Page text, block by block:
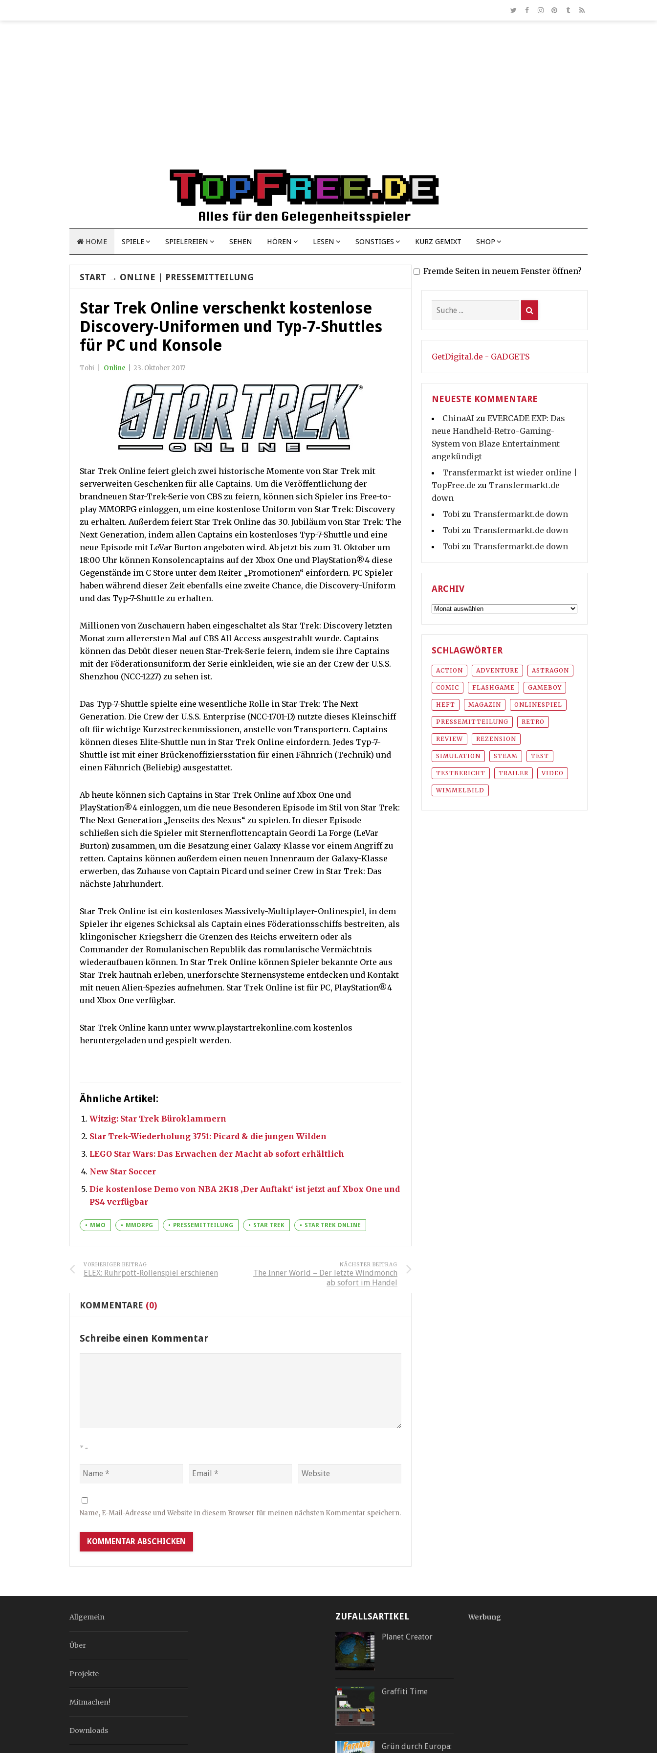
HOME SPIELE SPIELEREIEN SEHEN HÖREN LESEN SONSTIGES KURZ GEMIXT SHOP
START → ONLINE | PRESSEMITTEILUNG
Star Trek Online verschenkt kostenlose
Discovery-Uniformen und Typ-7-Shuttles
für PC und Konsole
Tobi Online 23. Oktober 2017
Star Trek Online feiert gleich zwei historische Momente von Star Trek mit
serverweiten Geschenken für alle Captains. Um die Veröffentlichung der
brandneuen Star-Trek-Serie von CBS zu feiern, können sich Spieler ins Free-to-
play MMORPG einloggen, um eine kostenlose Uniform von Star Trek: Discovery
zu erhalten. Außerdem feiert Star Trek Online das 30. Jubiläum von Star Trek: The
Next Generation, indem allen Captains ein kostenloses Typ-7-Shuttle und eine
neue Episode mit LeVar Burton angeboten wird. Ab jetzt bis zum 31. Oktober um
18:00 Uhr können Konsolencaptains auf der Xbox One und PlayStation®4 diese
Gegenstände im C-Store unter dem Reiter „Promotionen“ einfordern. PC-Spieler
haben während dieser Zeit ebenfalls eine zweite Chance, die Discovery-Uniform
und das Typ-7-Shuttle zu erhalten.
Millionen von Zuschauern haben eingeschaltet als Star Trek: Discovery letzten
Monat zum allerersten Mal auf CBS All Access ausgestrahlt wurde. Captains
können das Debüt dieser neuen Star-Trek-Serie feiern, indem sie ihre Captains
mit der Föderationsuniform der Serie einkleiden, wie sie an der Crew der U.S.S.
Shenzhou (NCC-1227) zu sehen ist.
Das Typ-7-Shuttle spielte eine wesentliche Rolle in Star Trek: The Next
Generation. Die Crew der U.S.S. Enterprise (NCC-1701-D) nutzte dieses Kleinschiff
oft für wichtige Kurzstreckenmissionen, anstelle von Transportern. Captains
können dieses Elite-Shuttle nun in Star Trek Online einfordern. Jedes Typ-7-
Shuttle ist mit einer Brückenoffiziersstation für einen Fähnrich (Technik) und
einen Fähnrich (Beliebig) ausgestattet.
Ab heute können sich Captains in Star Trek Online auf Xbox One und
PlayStation®4 einloggen, um die neue Besonderen Episode im Stil von Star Trek:
The Next Generation „Jenseits des Nexus“ zu spielen. In dieser Episode
schließen sich die Spieler mit Sternenflottencaptain Geordi La Forge (LeVar
Burton) zusammen, um die Besatzung einer Galaxy-Klasse vor einem Angriff zu
retten. Captains können außerdem einen neuen Innenraum der Galaxy-Klasse
erwerben, das Zuhause von Captain Picard und seiner Crew in Star Trek: Das
nächste Jahrhundert.
Star Trek Online ist ein kostenloses Massively-Multiplayer-Onlinespiel, in dem
Spieler ihr eigenes Schicksal als Captain eines Föderationsschiffs bestreiten, als
klingonischer Kriegsherr die Grenzen des Reichs erweitern oder als
Commander der Romulanischen Republik das romulanische Vermächtnis
wiederaufbauen können. In Star Trek Online können Spieler bekannte Orte aus
Star Trek hautnah erleben, unerforschte Sternensysteme entdecken und Kontakt
mit neuen Alien-Spezies aufnehmen. Star Trek Online ist für PC, PlayStation®4
und Xbox One verfügbar.
Star Trek Online kann unter www.playstartrekonline.com kostenlos
heruntergeladen und gespielt werden.
Ähnliche Artikel:
Witzig: Star Trek Büroklammern
Star Trek-Wiederholung 3751: Picard & die jungen Wilden
LEGO Star Wars: Das Erwachen der Macht ab sofort erhältlich
New Star Soccer
Die kostenlose Demo von NBA 2K18 ‚Der Auftakt‘ ist jetzt auf Xbox One und
PS4 verfügbar
MMO MMORPG PRESSEMITTEILUNG STAR TREK STAR TREK ONLINE
VORHERIGER BEITRAG
ELEX: Ruhrpott-Rollenspiel erschienen
NÄCHSTER BEITRAG
The Inner World – Der letzte Windmönch
ab sofort im Handel
KOMMENTARE (0)
Schreibe einen Kommentar
* =
Name, E-Mail-Adresse und Website in diesem Browser für meinen nächsten Kommentar speichern.
Fremde Seiten in neuem Fenster öffnen?
GetDigital.de - GADGETS
NEUESTE KOMMENTARE
ChinaAI zu EVERCADE EXP: Das
neue Handheld-Retro-Gaming-
System von Blaze Entertainment
angekündigt
Transfermarkt ist wieder online |
TopFree.de zu Transfermarkt.de
down
Tobi zu Transfermarkt.de down
Tobi zu Transfermarkt.de down
Tobi zu Transfermarkt.de down
ARCHIV
Archiv
SCHLAGWÖRTER
ACTION ADVENTURE ASTRAGON
COMIC FLASHGAME GAMEBOY
HEFT MAGAZIN ONLINESPIEL
PRESSEMITTEILUNG RETRO
REVIEW REZENSION
SIMULATION STEAM TEST
TESTBERICHT TRAILER VIDEO
WIMMELBILD
Allgemein
Über
Projekte
Mitmachen!
Downloads
ZUFALLSARTIKEL
Planet Creator
Graffiti Time
Grün durch Europa:
Werbung